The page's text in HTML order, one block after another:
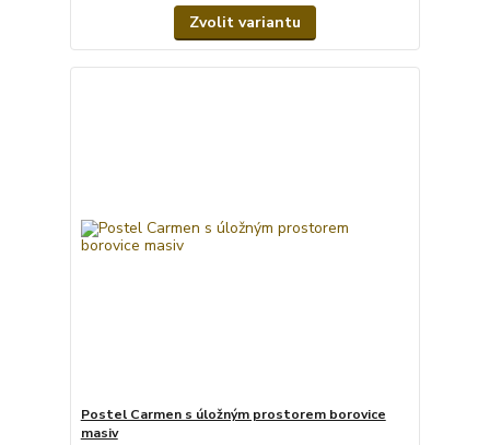
Zvolit variantu
Postel Carmen s úložným prostorem borovice
masiv